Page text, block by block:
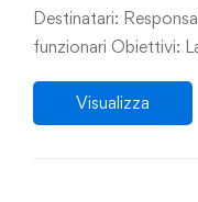
pagamento”
Destinatari:
funzionari Obiettivi:
Visualizza